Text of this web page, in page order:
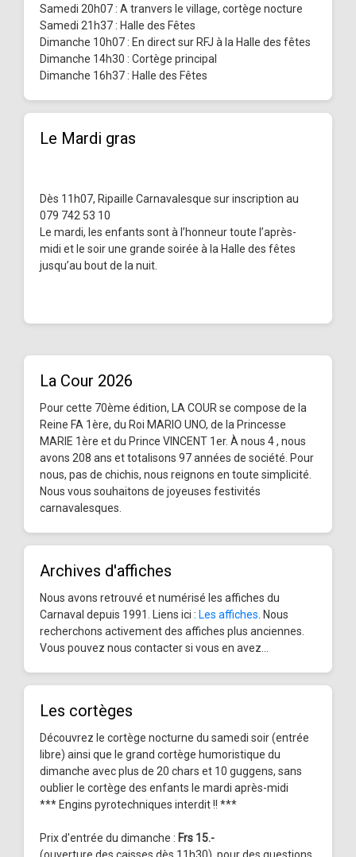
Samedi 20h07 : A tranvers le village, cortège nocture
Samedi 21h37 : Halle des Fêtes
Dimanche 10h07 : En direct sur RFJ à la Halle des fêtes
Dimanche 14h30 : Cortège principal
Dimanche 16h37 : Halle des Fêtes
Le Mardi gras
Dès 11h07, Ripaille Carnavalesque sur inscription au
079 742 53 10
Le mardi, les enfants sont à l’honneur toute l’après-
midi et le soir une grande soirée à la Halle des fêtes
jusqu’au bout de la nuit.
La Cour 2026
Pour cette 70ème édition, LA COUR se compose de la
Reine FA 1ère, du Roi MARIO UNO, de la Princesse
MARIE 1ère et du Prince VINCENT 1er. À nous 4 , nous
avons 208 ans et totalisons 97 années de société. Pour
nous, pas de chichis, nous reignons en toute simplicité.
Nous vous souhaitons de joyeuses festivités
carnavalesques.
Archives d'affiches
Nous avons retrouvé et numérisé les affiches du
Carnaval depuis 1991. Liens ici : Les affiches . Nous
recherchons activement des affiches plus anciennes.
Vous pouvez nous contacter si vous en avez...
Les cortèges
Découvrez le cortège nocturne du samedi soir (entrée
libre) ainsi que le grand cortège humoristique du
dimanche avec plus de 20 chars et 10 guggens, sans
oublier le cortège des enfants le mardi après-midi
*** Engins pyrotechniques interdit !! ***
Prix d'entrée du dimanche : Frs 15.-